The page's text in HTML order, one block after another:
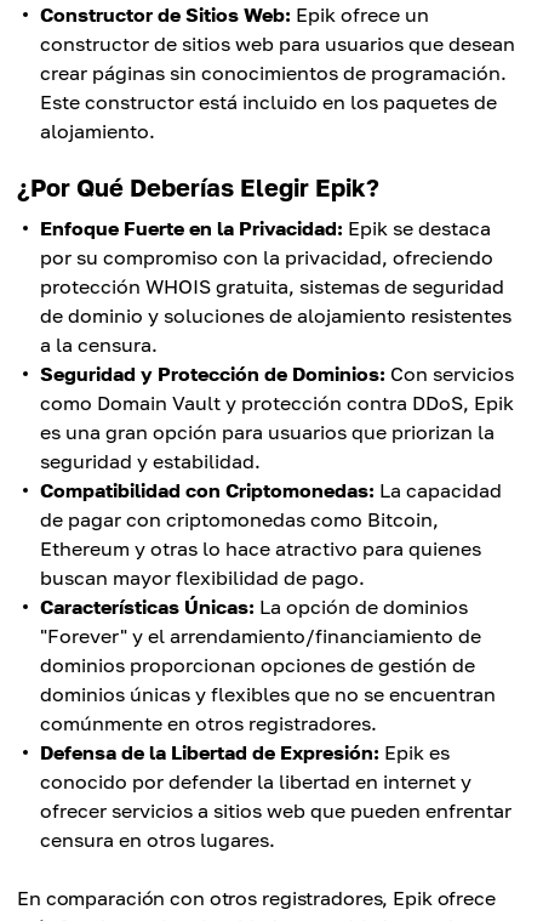
Constructor de Sitios Web: Epik ofrece un
constructor de sitios web para usuarios que desean
crear páginas sin conocimientos de programación.
Este constructor está incluido en los paquetes de
alojamiento.
¿Por Qué Deberías Elegir Epik?
Enfoque Fuerte en la Privacidad: Epik se destaca
por su compromiso con la privacidad, ofreciendo
protección WHOIS gratuita, sistemas de seguridad
de dominio y soluciones de alojamiento resistentes
a la censura.
Seguridad y Protección de Dominios: Con servicios
como Domain Vault y protección contra DDoS, Epik
es una gran opción para usuarios que priorizan la
seguridad y estabilidad.
Compatibilidad con Criptomonedas: La capacidad
de pagar con criptomonedas como Bitcoin,
Ethereum y otras lo hace atractivo para quienes
buscan mayor flexibilidad de pago.
Características Únicas: La opción de dominios
"Forever" y el arrendamiento/financiamiento de
dominios proporcionan opciones de gestión de
dominios únicas y flexibles que no se encuentran
comúnmente en otros registradores.
Defensa de la Libertad de Expresión: Epik es
conocido por defender la libertad en internet y
ofrecer servicios a sitios web que pueden enfrentar
censura en otros lugares.
En comparación con otros registradores, Epik ofrece